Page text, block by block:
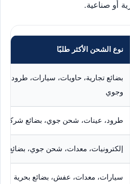
أو صناعية.
نوع الشحن الأكثر طلبًا
بضائع تجارية، حاويات، سيارات،
وجوي
طرود، عينات، شحن جوي، بضائع شركات
إلكترونيات، معدات، شحن جوي، بضائع
سيارات، معدات، عفش، بضائع بحرية